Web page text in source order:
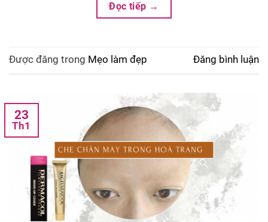
Đọc tiếp →
Được đăng trong Mẹo làm đẹp Đăng bình luận
23
Th1